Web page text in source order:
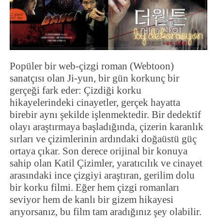
Popüler bir web-çizgi roman (Webtoon)
sanatçısı olan Ji-yun, bir gün korkunç bir
gerçeği fark eder: Çizdiği korku
hikayelerindeki cinayetler, gerçek hayatta
birebir aynı şekilde işlenmektedir. Bir dedektif
olayı araştırmaya başladığında, çizerin karanlık
sırları ve çizimlerinin ardındaki doğaüstü güç
ortaya çıkar. Son derece orijinal bir konuya
sahip olan Katil Çizimler, yaratıcılık ve cinayet
arasındaki ince çizgiyi araştıran, gerilim dolu
bir korku filmi. Eğer hem çizgi romanları
seviyor hem de kanlı bir gizem hikayesi
arıyorsanız, bu film tam aradığınız şey olabilir.